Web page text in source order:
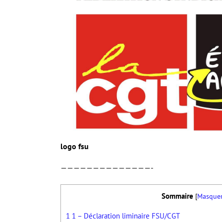
logo fsu
——————————————-
Sommaire [
1 1 – Déclaration liminaire FSU/CGT